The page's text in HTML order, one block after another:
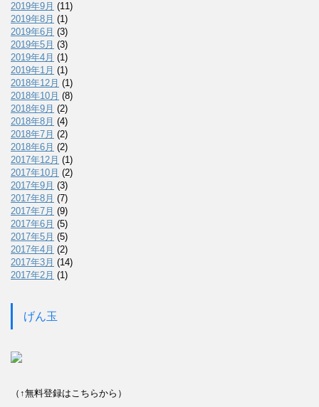
2019年9月 (11)
2019年8月 (1)
2019年6月 (3)
2019年5月 (3)
2019年4月 (1)
2019年1月 (1)
2018年12月 (1)
2018年10月 (8)
2018年9月 (2)
2018年8月 (4)
2018年7月 (2)
2018年6月 (2)
2017年12月 (1)
2017年10月 (2)
2017年9月 (3)
2017年8月 (7)
2017年7月 (9)
2017年6月 (5)
2017年5月 (5)
2017年4月 (2)
2017年3月 (14)
2017年2月 (1)
げん玉
（↑無料登録はこちらから）